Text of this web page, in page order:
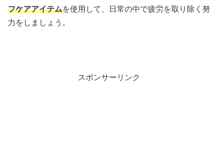
フケアアイテムを使用して、日常の中で疲労を取り除く努
力をしましょう。
スポンサーリンク